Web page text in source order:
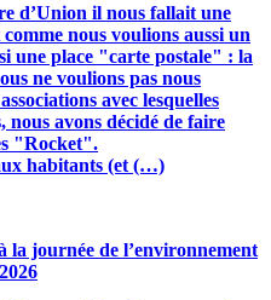
d’Union il nous fallait une
nous voulions aussi un
une place "carte postale" : la
ne voulions pas nous
avec lesquelles
nous avons décidé de faire
"Rocket".
habitants (et (…)
la journée de l’environnement